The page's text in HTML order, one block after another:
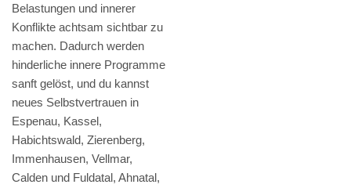
Belastungen und innerer
Konflikte achtsam sichtbar zu
machen. Dadurch werden
hinderliche innere Programme
sanft gelöst, und du kannst
neues Selbstvertrauen in
Espenau, Kassel,
Habichtswald, Zierenberg,
Immenhausen, Vellmar,
Calden und Fuldatal, Ahnatal,